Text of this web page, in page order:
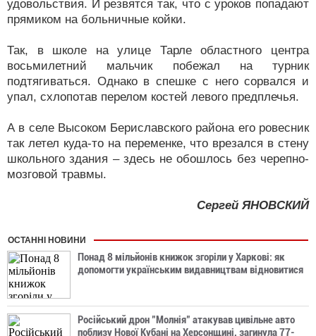
удовольствия. И резвятся так, что с уроков попадают
прямиком на больничные койки.
Так, в школе на улице Тарле областного центра
восьмилетний мальчик побежал на турник
подтягиваться. Однако в спешке с него сорвался и
упал, схлопотав перелом костей левого предплечья.
А в селе Высоком Бериславского района его ровесник
так летел куда-то на переменке, что врезался в стену
школьного здания – здесь не обошлось без черепно-
мозговой травмы.
Сергей ЯНОВСКИЙ
ОСТАННІ НОВИНИ
Понад 8 мільйонів книжок згоріли у Харкові: як
допомогти українським видавництвам відновитися
Російський дрон "Молнія" атакував цивільне авто
поблизу Нової Кубані на Херсонщині, загинула 77-